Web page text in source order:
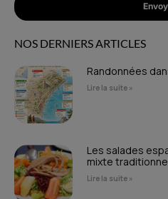
NOS DERNIERS ARTICLES
Randonnées
Lire la suite »
Les salades
mixte
Lire la suite »